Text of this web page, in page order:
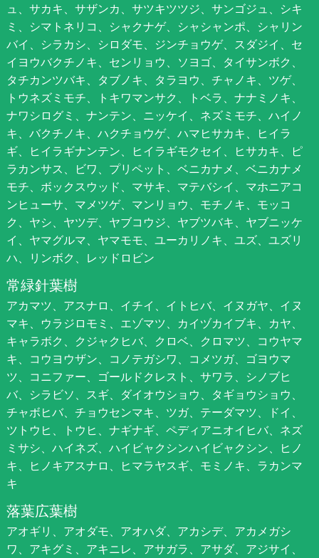
ュ、サカキ、サザンカ、サツキツツジ、サンゴジュ、シキ
ミ、シマトネリコ、シャクナゲ、シャシャンポ、シャリン
バイ、シラカシ、シロダモ、ジンチョウゲ、スダジイ、セ
イヨウバクチノキ、センリョウ、ソヨゴ、タイサンボク、
タチカンツバキ、タブノキ、タラヨウ、チャノキ、ツゲ、
トウネズミモチ、トキワマンサク、トベラ、ナナミノキ、
ナワシログミ、ナンテン、ニッケイ、ネズミモチ、ハイノ
キ、バクチノキ、ハクチョウゲ、ハマヒサカキ、ヒイラ
ギ、ヒイラギナンテン、ヒイラギモクセイ、ヒサカキ、ピ
ラカンサス、ビワ、プリペット、ベニカナメ、ベニカナメ
モチ、ボックスウッド、マサキ、マテバシイ、マホニアコ
ンヒューサ、マメツゲ、マンリョウ、モチノキ、モッコ
ク、ヤシ、ヤツデ、ヤブコウジ、ヤブツバキ、ヤブニッケ
イ、ヤマグルマ、ヤマモモ、ユーカリノキ、ユズ、ユズリ
ハ、リンボク、レッドロビン
常緑針葉樹
アカマツ、アスナロ、イチイ、イトヒバ、イヌガヤ、イヌ
マキ、ウラジロモミ、エゾマツ、カイヅカイブキ、カヤ、
キャラボク、クジャクヒバ、クロベ、クロマツ、コウヤマ
キ、コウヨウザン、コノテガシワ、コメツガ、ゴヨウマ
ツ、コニファー、ゴールドクレスト、サワラ、シノブヒ
バ、シラビソ、スギ、ダイオウショウ、タギョウショウ、
チャボヒバ、チョウセンマキ、ツガ、テーダマツ、ドイ、
ツトウヒ、トウヒ、ナギナギ、ペディアニオイヒバ、ネズ
ミサシ、ハイネズ、ハイビャクシンハイビャクシン、ヒノ
キ、ヒノキアスナロ、ヒマラヤスギ、モミノキ、ラカンマ
キ
落葉広葉樹
アオギリ、アオダモ、アオハダ、アカシデ、アカメガシ
ワ、アキグミ、アキニレ、アサガラ、アサダ、アジサイ、